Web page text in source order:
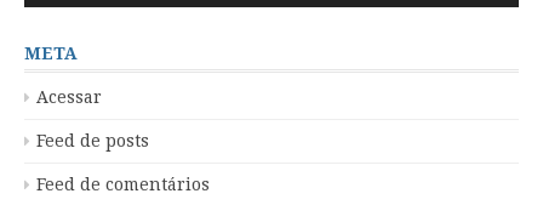
META
Acessar
Feed de posts
Feed de comentários